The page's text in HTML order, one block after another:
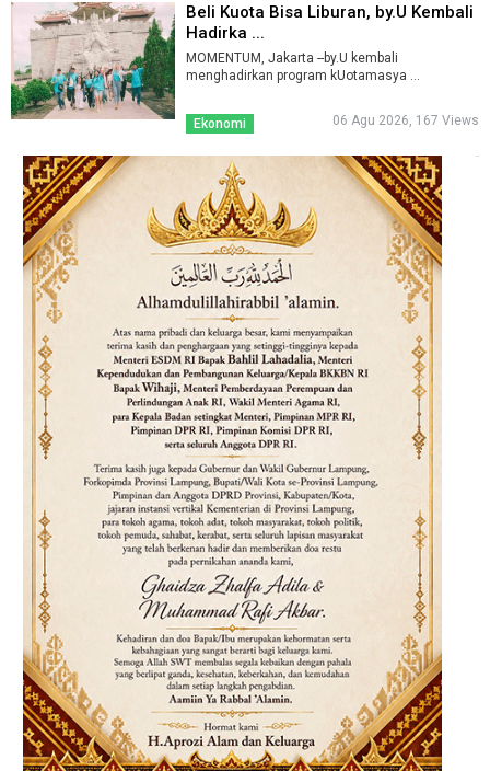
Beli Kuota Bisa Liburan, by.U Kembali
Hadirka ...
MOMENTUM, Jakarta --by.U kembali
Ekonomi 06 Agu 2026, 167 Views